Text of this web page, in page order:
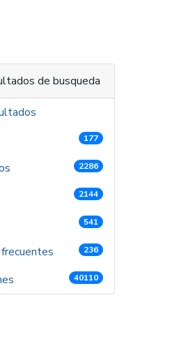
de busqueda
177
2286
2144
541
236
40110